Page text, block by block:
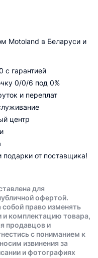
Motoland в Беларуси и
с гарантией
0/0/6 под 0%
и переплат
центр
от поставщика!
для
офертой.
право изменять
и комплектацию товара,
продавцов и
с пониманием к
извинения за
и фотографиях